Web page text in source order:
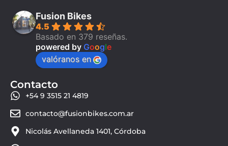
Fusion Bikes
4.5
Basado en 379 reseñas.
powered by Google
valóranos en
Contacto
+54 9 3515 21 4819
contacto@fusionbikes.com.ar
Nicolás Avellaneda 1401, Córdoba